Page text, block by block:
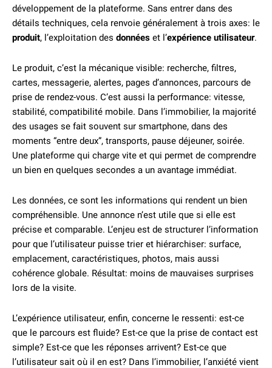
développement de la plateforme. Sans entrer dans des
détails techniques, cela renvoie généralement à trois axes: le
produit, l’exploitation des données et l’expérience utilisateur.
Le produit, c’est la mécanique visible: recherche, filtres,
cartes, messagerie, alertes, pages d’annonces, parcours de
prise de rendez-vous. C’est aussi la performance: vitesse,
stabilité, compatibilité mobile. Dans l’immobilier, la majorité
des usages se fait souvent sur smartphone, dans des
moments “entre deux”, transports, pause déjeuner, soirée.
Une plateforme qui charge vite et qui permet de comprendre
un bien en quelques secondes a un avantage immédiat.
Les données, ce sont les informations qui rendent un bien
compréhensible. Une annonce n’est utile que si elle est
précise et comparable. L’enjeu est de structurer l’information
pour que l’utilisateur puisse trier et hiérarchiser: surface,
emplacement, caractéristiques, photos, mais aussi
cohérence globale. Résultat: moins de mauvaises surprises
lors de la visite.
L’expérience utilisateur, enfin, concerne le ressenti: est-ce
que le parcours est fluide? Est-ce que la prise de contact est
simple? Est-ce que les réponses arrivent? Est-ce que
l’utilisateur sait où il en est? Dans l’immobilier, l’anxiété vient